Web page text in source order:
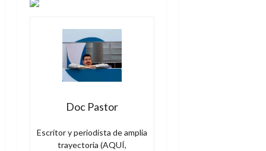
Doc Pastor
Escritor y periodista de amplia
trayectoria (AQUÍ,